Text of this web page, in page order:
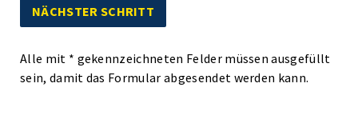
Alle mit * gekennzeichneten Felder müssen ausgefüllt
sein, damit das Formular abgesendet werden kann.